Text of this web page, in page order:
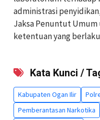
administrasi
Jaksa Penuntut
ketentuan yang
Kata Kunci /
Kabupaten Ogan Ilir
Pemberantasan Narkotika